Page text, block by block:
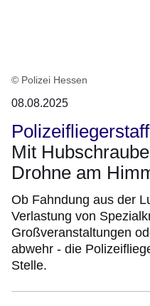
© Polizei Hessen
08.08.2025
Mit
Drohne am
Ob Fahndung aus der
Verlastung von
Großveranstaltungen
abwehr - die
Stelle.